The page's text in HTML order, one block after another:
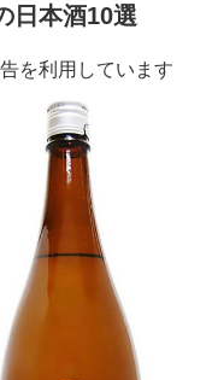
日本酒10選
を利用しています